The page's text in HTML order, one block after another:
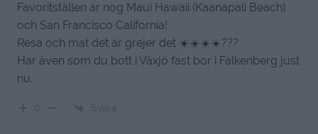
Favoritställen är nog Maui Hawaii (Kaanapali Beach)
och San Francisco California!
Resa och mat det är grejer det ☀️☀️☀️☀️???
Har även som du bott i Växjö fast bor i Falkenberg just
nu.
0 Svara